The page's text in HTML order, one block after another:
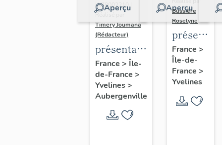
Aperçu
IA78002210 |
Réalisé par
Timery Joumana
(Rédacteur)
présentation
de l'étude
d'Elisabethville
France > Île-
de-France >
Yvelines>
Aubergenville
Aperçu
Bussière
Roselyne
du
diagnostic
et
France >
Île-de-
France >
Yvelines